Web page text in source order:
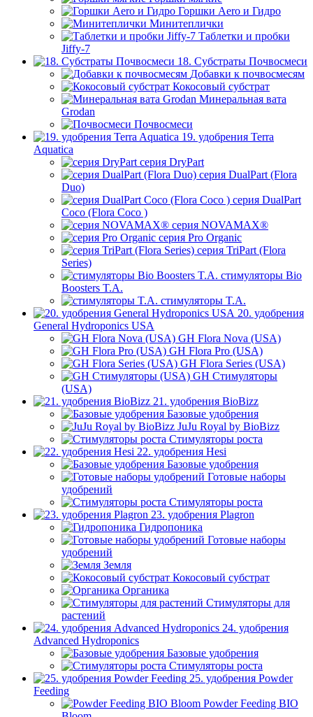
Горшки Aero и Гидро
Минитеплички
Таблетки и пробки
Jiffy-7
18. Субстраты Почвосмеси
Добавки к почвосмесям
Кокосовый субстрат
Минеральная вата
Grodan
Почвосмеси
19. удобрения Terra
Aquatica
серия DryPart
серия DualPart (Flora
Duo)
серия DualPart
Coco (Flora Coco )
серия NOVAMAX®
серия Pro Organic
серия TriPart (Flora
Series)
стимуляторы Bio
Boosters T.A.
стимуляторы T.A.
20. удобрения
General Hydroponics USA
GH Flora Nova (USA)
GH Flora Pro (USA)
GH Flora Series (USA)
GH Стимуляторы
(USA)
21. удобрения BioBizz
Базовые удобрения
JuJu Royal by BioBizz
Стимуляторы роста
22. удобрения Hesi
Базовые удобрения
Готовые наборы
удобрений
Стимуляторы роста
23. удобрения Plagron
Гидропоника
Готовые наборы
удобрений
Земля
Кокосовый субстрат
Органика
Стимуляторы для
растений
24. удобрения
Advanced Hydroponics
Базовые удобрения
Стимуляторы роста
25. удобрения Powder
Feeding
Powder Feeding BIO